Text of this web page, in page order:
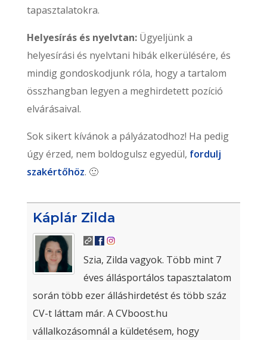
tapasztalatokra.
Helyesírás és nyelvtan:Ügyeljünk a
helyesírási és nyelvtani hibák elkerülésére, és
mindig gondoskodjunk róla, hogy a tartalom
összhangban legyen a meghirdetett pozíció
elvárásaival.
Sok sikert kívánok a pályázatodhoz! Ha pedig
úgy érzed, nem boldogulsz egyedül, fordulj
szakértőhöz. 🙂
Káplár Zilda
Szia, Zilda vagyok. Több mint 7
éves állásportálos tapasztalatom
során több ezer álláshirdetést és több száz
CV-t láttam már. A CVboost.hu
vállalkozásomnál a küldetésem, hogy